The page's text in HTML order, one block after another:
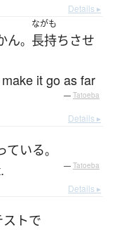
Details ▸
ん。
ながも
長持ちさせ
it go as far
— Tatoeba
Details ▸
ている。
— Tatoeba
Details ▸
トで